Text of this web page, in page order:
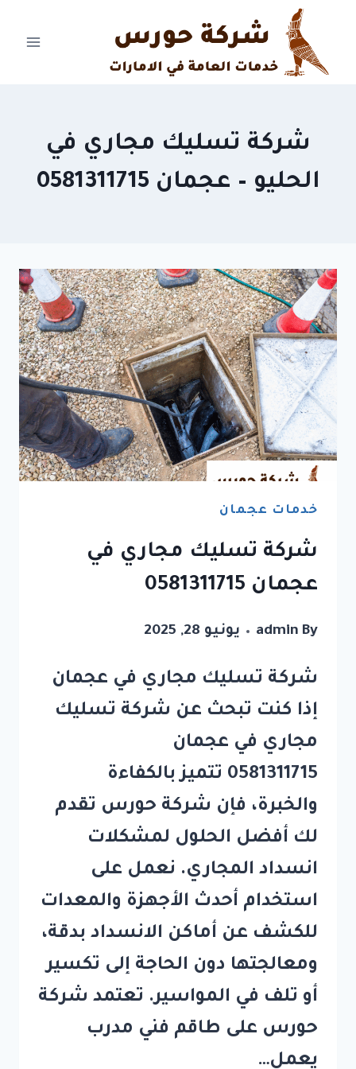
content
شركة تسليك مجاري في
الحليو – عجمان 0581311715
خدمات عجمان
شركة تسليك مجاري في
عجمان 0581311715
By
admin يونيو 28, 2025
شركة تسليك مجاري في عجمان
إذا كنت تبحث عن شركة تسليك
مجاري في عجمان
0581311715 تتميز بالكفاءة
والخبرة، فإن شركة حورس تقدم
لك أفضل الحلول لمشكلات
انسداد المجاري. نعمل على
استخدام أحدث الأجهزة والمعدات
للكشف عن أماكن الانسداد بدقة،
ومعالجتها دون الحاجة إلى تكسير
أو تلف في المواسير. تعتمد شركة
حورس على طاقم فني مدرب
يعمل…